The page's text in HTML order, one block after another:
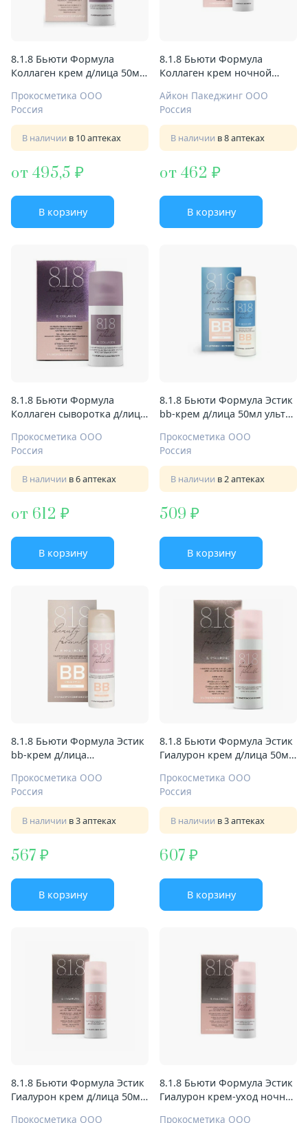
8.1.8 Бьюти Формула
Коллаген крем д/лица 50мл
Прокосметика ООО
Россия
В наличии в 10 аптеках
от 495,5
В корзину
8.1.8 Бьюти Формула
Коллаген крем ночной
Айкон Пакеджинг ООО
Россия
В наличии в 8 аптеках
от 462
В корзину
8.1.8 Бьюти Формула
Коллаген сыворотка д/лица
Прокосметика ООО
Россия
В наличии в 6 аптеках
от 612
В корзину
8.1.8 Бьюти Формула Эстик
bb-крем д/лица 50мл ультра
сверхчувствит кожи
Прокосметика ООО
Россия
В наличии в 2 аптеках
509
В корзину
8.1.8 Бьюти Формула Эстик
bb-крем д/лица
кожи
Прокосметика ООО
Россия
В наличии в 3 аптеках
567
В корзину
8.1.8 Бьюти Формула Эстик
Гиалурон крем д/лица 50мл
Прокосметика ООО
Россия
В наличии в 3 аптеках
607
В корзину
8.1.8 Бьюти Формула Эстик
Гиалурон крем д/лица 50мл
Прокосметика ООО
8.1.8 Бьюти Формула Эстик
Гиалурон крем-уход ночн
Прокосметика ООО